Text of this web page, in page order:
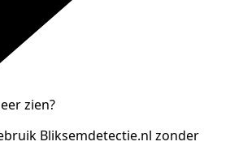
zien?
Bliksemdetectie.nl zonder